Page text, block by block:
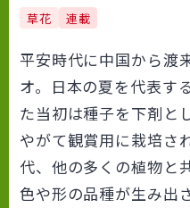
草花 連載
平安時代に中国から渡
オ。日本の夏を代表す
た当初は種子を下剤と
やがて観賞用に栽培さ
代、他の多くの植物と
色や形の品種が生み出